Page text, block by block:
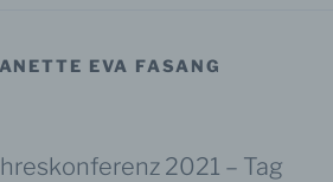
ANETTE EVA FASANG
2021 – Tag